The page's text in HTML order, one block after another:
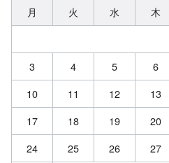
月 火 水 木
3
4 5 6
10
11 12 13
17
18 19 20
24
25 26 27